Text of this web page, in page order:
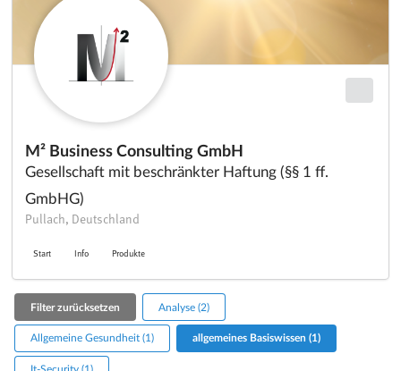
M² Business Consulting GmbH
Gesellschaft mit beschränkter Haftung (§§ 1 ff.
GmbHG)
Pullach, Deutschland
Start Info Produkte
Filter zurücksetzen Analyse (2)
Allgemeine Gesundheit (1) allgemeines Basiswissen (1)